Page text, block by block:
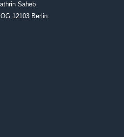
Saheb
12103 Berlin.